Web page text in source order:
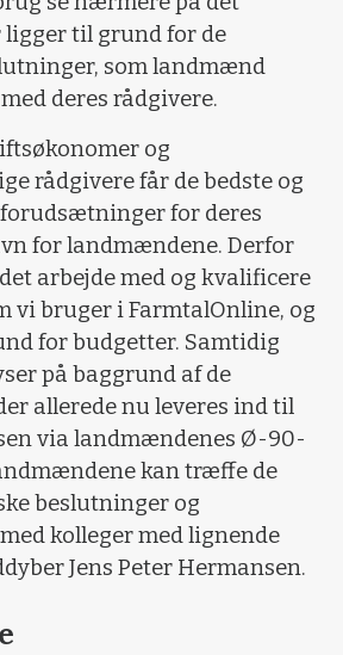
til grund for de
som landmænd
deres rådgivere.
og
rådgivere får de bedste og
for deres
for landmændene. Derfor
arbejde med og kvalificere
vi bruger i FarmtalOnline, og
for budgetter. Samtidig
på baggrund af de
allerede nu leveres ind til
via landmændenes Ø-90-
kan træffe de
beslutninger og
kolleger med lignende
Jens Peter Hermansen.